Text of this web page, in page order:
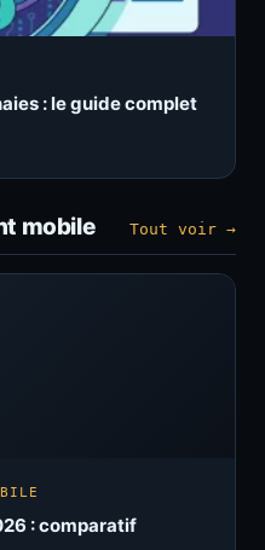
: le guide complet
mobile Tout voir →
: comparatif